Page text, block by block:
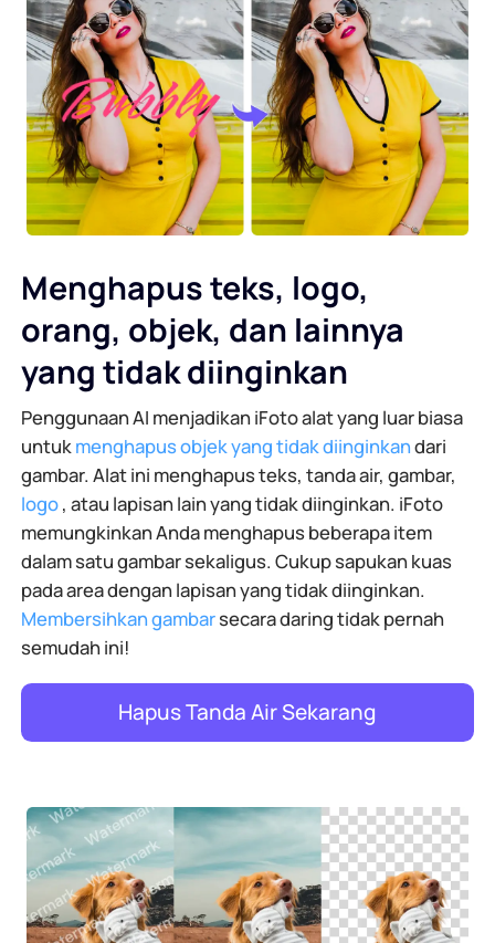
Menghapus teks, logo,
orang, objek, dan lainnya
yang tidak diinginkan
Penggunaan AI menjadikan iFoto alat yang luar biasa
untukmenghapus objek yang tidak diinginkandari
gambar. Alat ini menghapus teks, tanda air, gambar,
logo, atau lapisan lain yang tidak diinginkan. iFoto
memungkinkan Anda menghapus beberapa item
dalam satu gambar sekaligus. Cukup sapukan kuas
pada area dengan lapisan yang tidak diinginkan.
Membersihkan gambarsecara daring tidak pernah
semudah ini!
Hapus Tanda Air Sekarang